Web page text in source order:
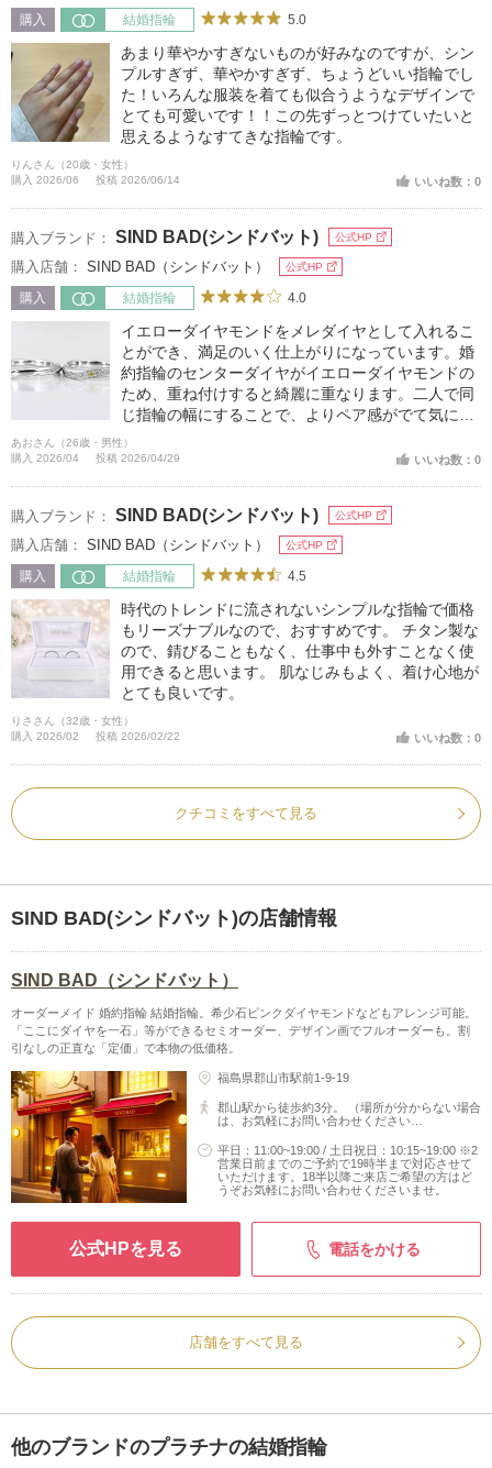
購入 結婚指輪 5.0
あまり華やかすぎないものが好みなのですが、シン
プルすぎず、華やかすぎず、ちょうどいい指輪でし
た！いろんな服装を着ても似合うようなデザインで
とても可愛いです！！この先ずっとつけていたいと
思えるようなすてきな指輪です。
りんさん（20歳・女性）
購入 2026/06
投稿 2026/06/14 いいね数：0
購入ブランド： SIND BAD(シンドバット) 公式HP
購入店舗： SIND BAD（シンドバット） 公式HP
購入 結婚指輪 4.0
イエローダイヤモンドをメレダイヤとして入れるこ
とができ、満足のいく仕上がりになっています。婚
約指輪のセンターダイヤがイエローダイヤモンドの
ため、重ね付けすると綺麗に重なります。二人で同
じ指輪の幅にすることで、よりペア感がでて気に入
っています。
あおさん（26歳・男性）
購入 2026/04
投稿 2026/04/29 いいね数：0
購入ブランド： SIND BAD(シンドバット) 公式HP
購入店舗： SIND BAD（シンドバット） 公式HP
購入 結婚指輪 4.5
時代のトレンドに流されないシンプルな指輪で価格
もリーズナブルなので、おすすめです。 チタン製な
ので、錆びることもなく、仕事中も外すことなく使
用できると思います。 肌なじみもよく、着け心地が
とても良いです。
りささん（32歳・女性）
購入 2026/02
投稿 2026/02/22 いいね数：0
クチコミをすべて見る
SIND BAD(シンドバット)の店舗情報
SIND BAD（シンドバット）
オーダーメイド 婚約指輪 結婚指輪。希少石ピンクダイヤモンドなどもアレンジ可能。
「ここにダイヤを一石」等ができるセミオーダー、デザイン画でフルオーダーも。割
引なしの正直な「定価」で本物の低価格。
福島県郡山市駅前1-9-19
郡山駅から徒歩約3分。 （場所が分からない場合
は、お気軽にお問い合わせください…
平日：11:00~19:00 / 土日祝日：10:15~19:00 ※2
営業日前までのご予約で19時半まで対応させて
いただけます。18半以降ご来店ご希望の方はど
うぞお気軽にお問い合わせくださいませ。
公式HPを見る 電話をかける
店舗をすべて見る
他のブランドのプラチナの結婚指輪